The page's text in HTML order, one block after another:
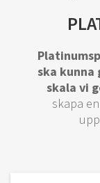
ska kunna
skala vi
skapa